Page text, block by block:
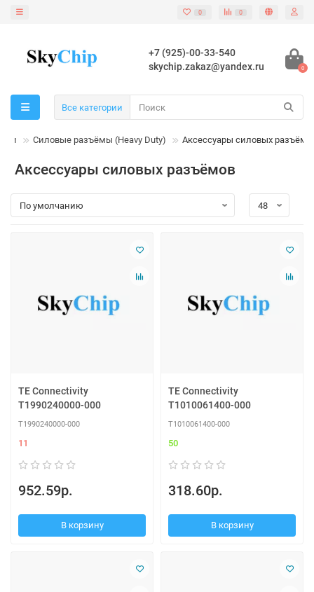
0 0
+7 (925)-00-33-540
skychip.zakaz@yandex.ru
0
Все категории
Силовые разъёмы (Heavy Duty) Аксессуары силовых
Аксессуары силовых разъёмов
TE Connectivity
T1990240000-000
T1990240000-000
11
952.59р.
В корзину
TE Connectivity
T1010061400-000
T1010061400-000
50
318.60р.
В корзину